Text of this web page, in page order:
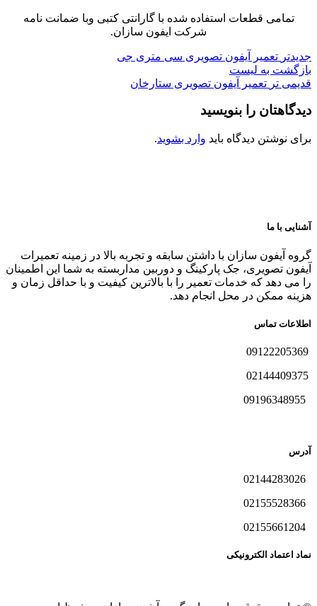
تمامی قطعات استفاده شده با گارانتی کتبی وبا ضمانت نامه
شرکت ایفون سازان.
جدیدتر تعمیر آیفون تصویری سی متری جی
بازگشت به لیست
قدیمی تر تعمیر آیفون تصویری ستارخان
دیدگاهتان را بنویسید
برای نوشتن دیدگاه باید وارد بشوید.
آشنایی با ما
گروه آیفون سازان با داشتن سابقه و تجربه بالا در زمینه تعمیرات
آیفون تصویری، جک پارکینگ و دوربین مداربسته به شما این اطمینان
را می دهد که خدمات تعمیر را با بالاترین کیفیت و با حداقل زمان و
هزینه ممکن در محل انجام دهد.
اطلاعات تماس
آدرس
نماد اعتماد الکترونیکی